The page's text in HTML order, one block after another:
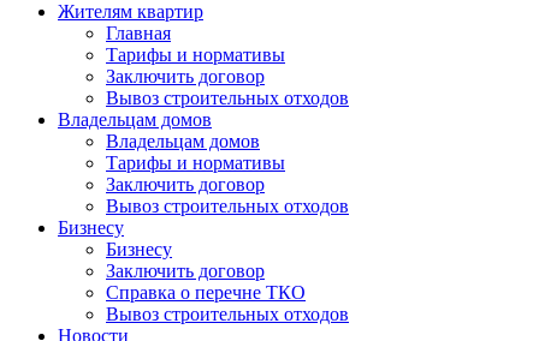
Жителям квартир
Главная
Тарифы и нормативы
Заключить договор
Вывоз строительных отходов
Владельцам домов
Владельцам домов
Тарифы и нормативы
Заключить договор
Вывоз строительных отходов
Бизнесу
Бизнесу
Заключить договор
Справка о перечне ТКО
Вывоз строительных отходов
Новости